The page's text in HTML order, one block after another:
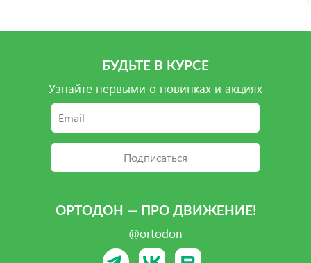
БУДЬТЕ В КУРСЕ
Узнайте первыми о новинках и акциях
Подписаться
ОРТОДОН — ПРО ДВИЖЕНИЕ!
@ortodon